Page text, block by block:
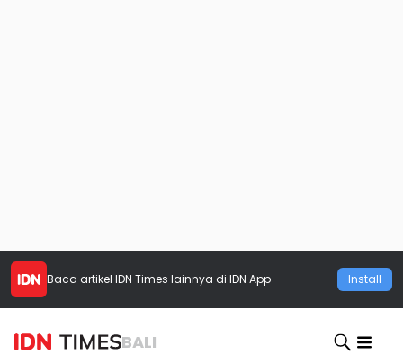
Baca artikel IDN Times lainnya di IDN App Install
BALI